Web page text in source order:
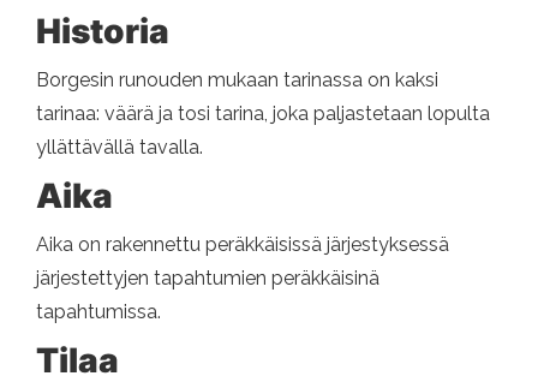
Historia
Borgesin runouden mukaan tarinassa on kaksi
tarinaa: väärä ja tosi tarina, joka paljastetaan lopulta
yllättävällä tavalla.
Aika
Aika on rakennettu peräkkäisissä järjestyksessä
järjestettyjen tapahtumien peräkkäisinä
tapahtumissa.
Tilaa